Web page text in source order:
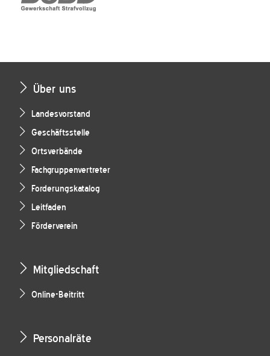
Über uns
Landesvorstand
Geschäftsstelle
Ortsverbände
Fachgruppenvertreter
Forderungskatalog
Leitfaden
Förderverein
Mitgliedschaft
Online-Beitritt
Personalräte